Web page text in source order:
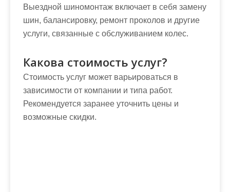
Выездной шиномонтаж включает в себя замену
шин, балансировку, ремонт проколов и другие
услуги, связанные с обслуживанием колес.
Какова стоимость услуг?
Стоимость услуг может варьироваться в
зависимости от компании и типа работ.
Рекомендуется заранее уточнить цены и
возможные скидки.